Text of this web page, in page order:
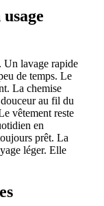
Un lavage rapide
de temps. Le
La chemise
au fil du
vêtement reste
en
prêt. La
léger. Elle